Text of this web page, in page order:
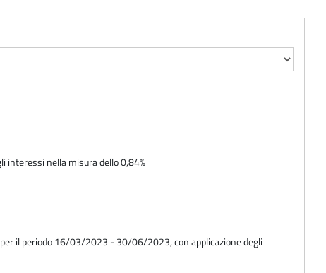
interessi nella misura dello 0,84%
il periodo 16/03/2023 - 30/06/2023, con applicazione degli